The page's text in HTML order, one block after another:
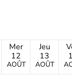
Mer
12
AOÛT
Jeu
13
AOÛT